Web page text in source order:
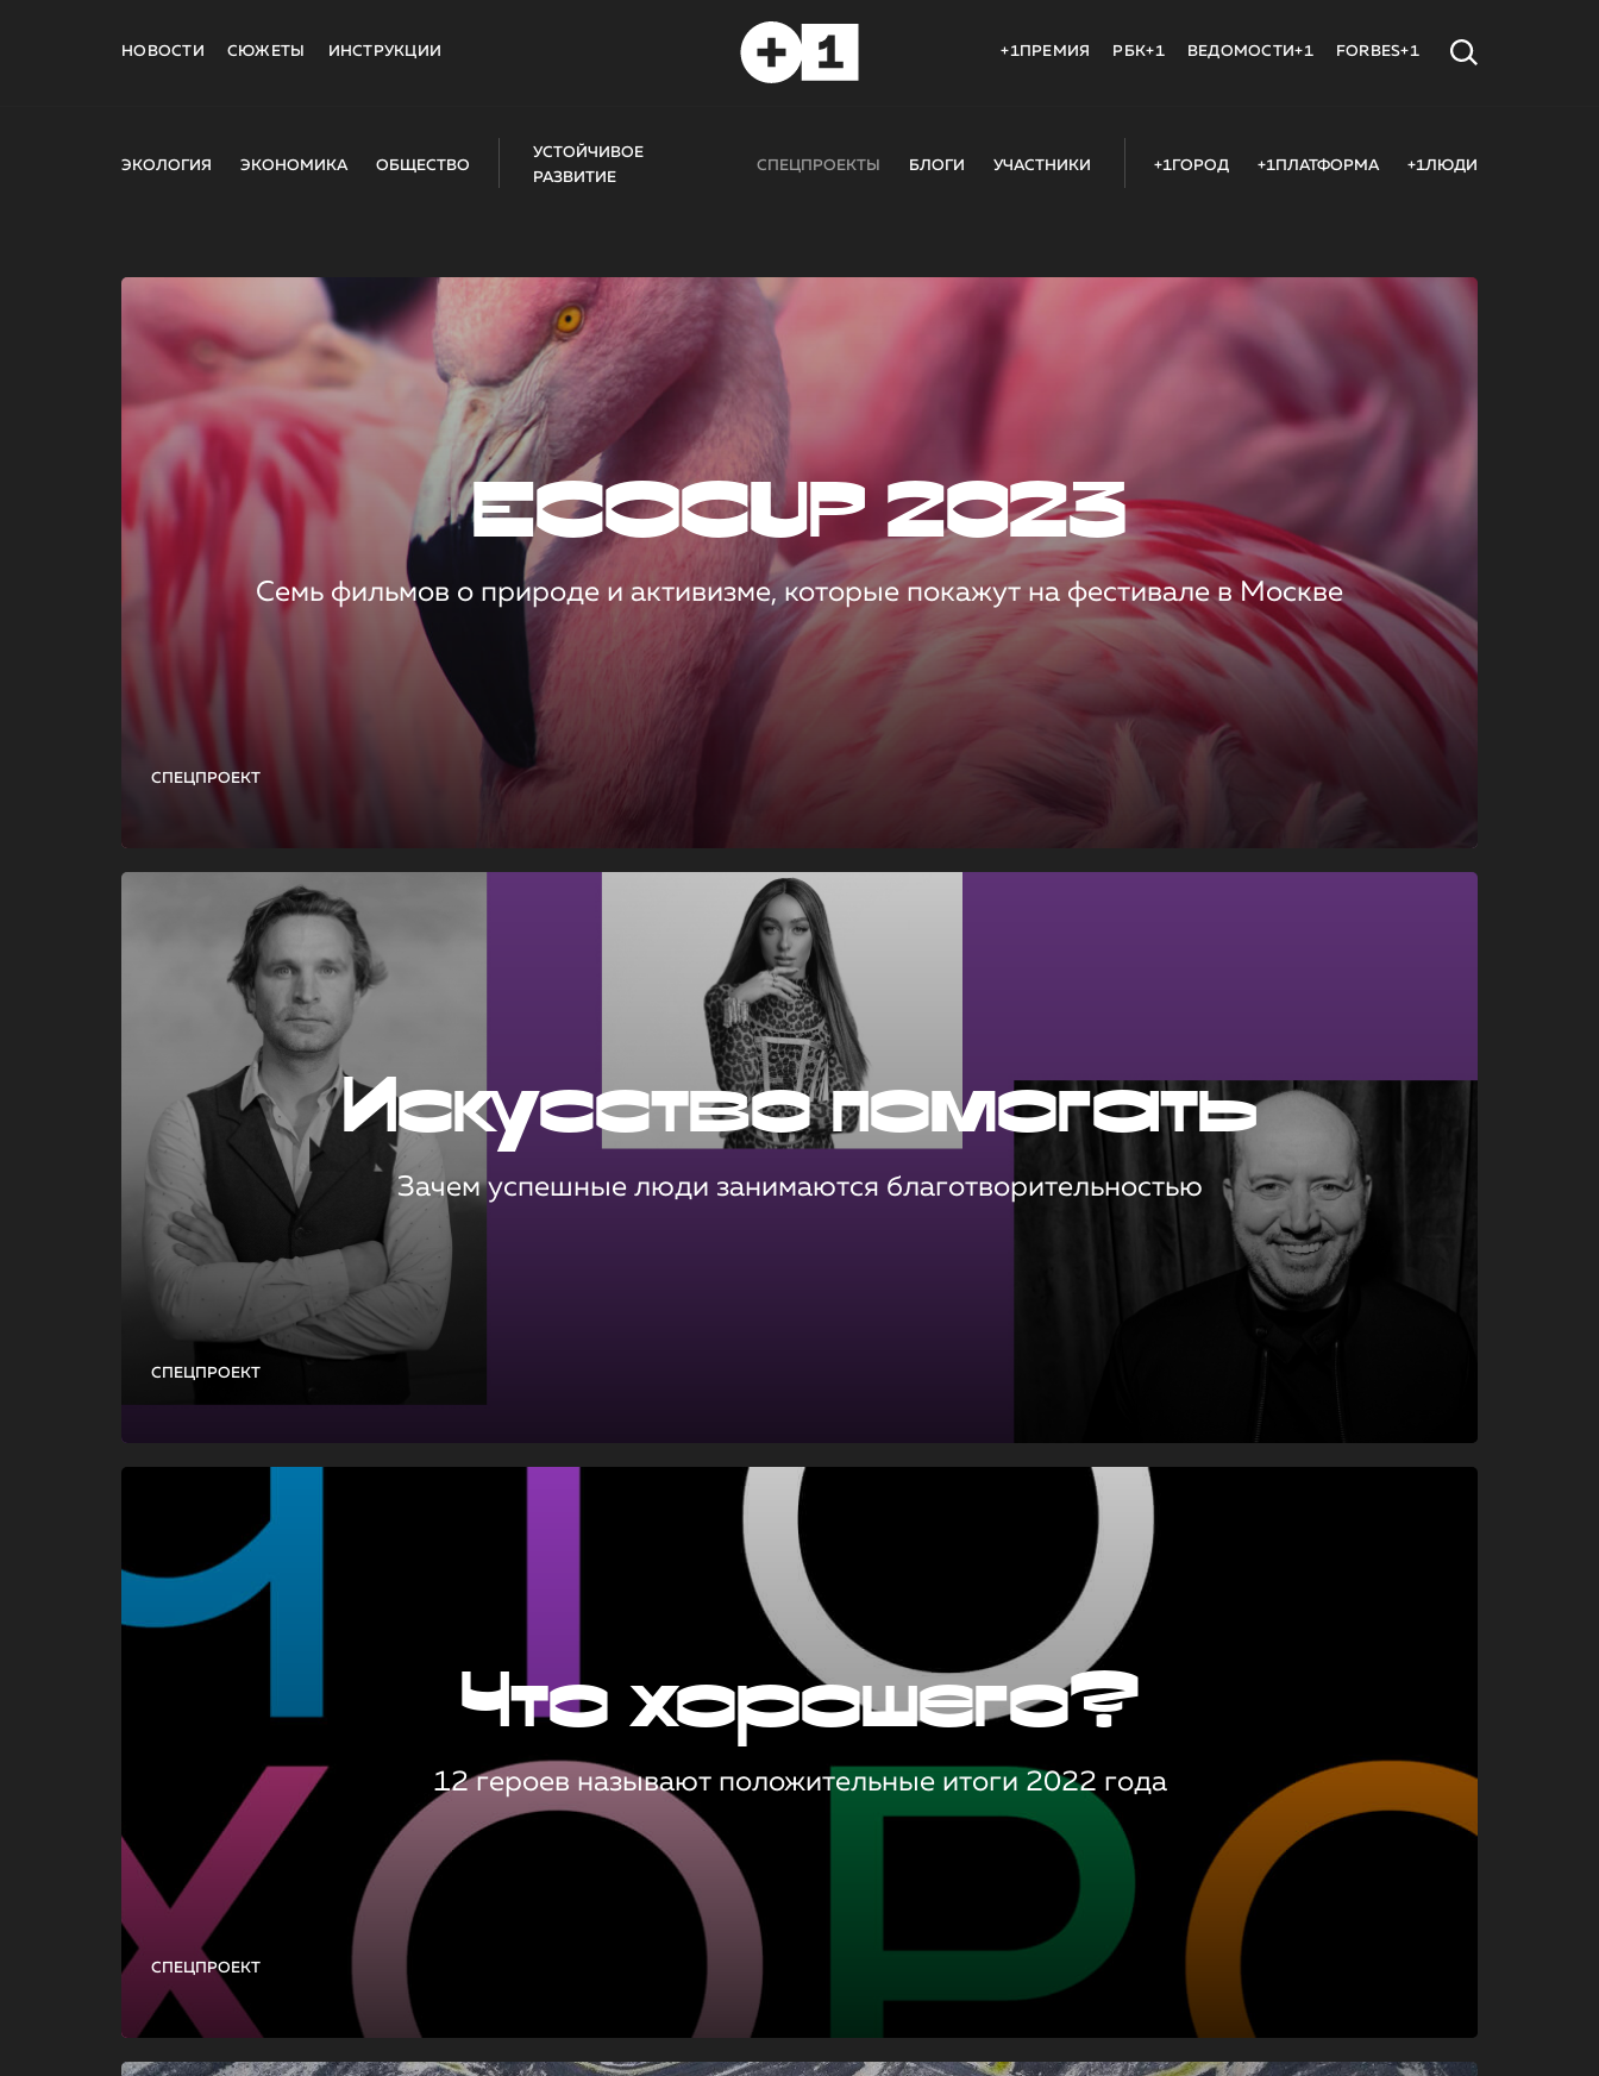
НОВОСТИ СЮЖЕТЫ ИНСТРУКЦИИ +1ПРЕМИЯ РБК+1 ВЕДОМОСТИ+1 FORBES+1
ЭКОЛОГИЯ ЭКОНОМИКА ОБЩЕСТВО
УСТОЙЧИВОЕ
РАЗВИТИЕ
СПЕЦПРОЕКТЫ БЛОГИ УЧАСТНИКИ +1ГОРОД +1ПЛАТФОРМА +1ЛЮДИ
СПЕЦПРОЕКТ
ECOCUP 2023
Семь фильмов о природе и активизме, которые покажут на фестивале в Москве
СПЕЦПРОЕКТ
Искусство помогать
Зачем успешные люди занимаются благотворительностью
СПЕЦПРОЕКТ
Что хорошего?
12 героев называют положительные итоги 2022 года